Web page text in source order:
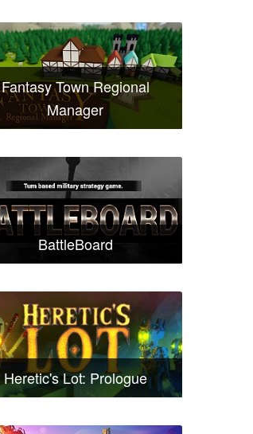
Fantasy Town Regional
Manager
BattleBoard
Heretic's Lot: Prologue